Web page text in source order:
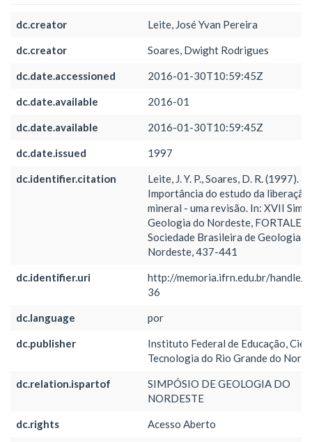
dc.creator Leite, José Yvan Pereira
dc.creator Soares, Dwight Rodrigues
dc.date.accessioned 2016-01-30T10:59:45Z
dc.date.available 2016-01
dc.date.available 2016-01-30T10:59:45Z
dc.date.issued 1997
dc.identifier.citation
Leite, J. Y. P., Soares, D. R. (1997).
Importância do estudo da liberação
mineral - uma revisão. In: XVII
Geologia do Nordeste,
Sociedade Brasileira de Geologia -
Nordeste, 437-441
dc.identifier.uri
http://memoria.ifrn.edu.br/handle/
36
dc.language por
dc.publisher
Instituto Federal de Educação,
Tecnologia do Rio Grande do Norte
dc.relation.ispartof
SIMPÓSIO DE GEOLOGIA DO
NORDESTE
dc.rights Acesso Aberto